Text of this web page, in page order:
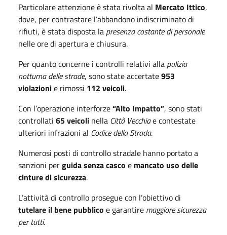
Particolare attenzione è stata rivolta al Mercato Ittico,
dove, per contrastare l’abbandono indiscriminato di
rifiuti, è stata disposta la presenza costante di personale
nelle ore di apertura e chiusura.
Per quanto concerne i controlli relativi alla pulizia
notturna delle strade, sono state accertate953
violazionie rimossi 112 veicoli.
Con l’operazione interforze“Alto Impatto”, sono stati
controllati 65 veicoli nella Città Vecchiae contestate
ulteriori infrazioni al Codice della Strada.
Numerosi posti di controllo stradale hanno portato a
sanzioni perguida senza casco e mancato uso delle
cinture di sicurezza.
L’attività di controllo prosegue con l’obiettivo di
tutelare il bene pubblico e garantire maggiore sicurezza
per tutti.